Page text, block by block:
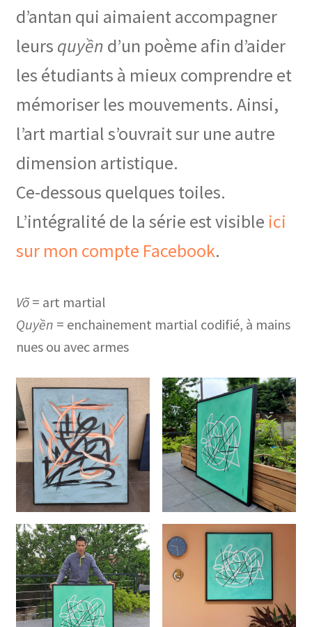
d’antan qui aimaient accompagner
leurs quyền d’un poème afin d’aider
les étudiants à mieux comprendre et
mémoriser les mouvements. Ainsi,
l’art martial s’ouvrait sur une autre
dimension artistique.
Ce-dessous quelques toiles.
L’intégralité de la série est visible ici
sur mon compte Facebook.
Võ= art martial
Quyền = enchainement martial codifié, à mains
nues ou avec armes